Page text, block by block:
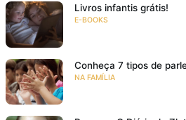
Livros infantis grátis!
E-BOOKS
Conheça 7 tipos de
NA FAMÍLIA